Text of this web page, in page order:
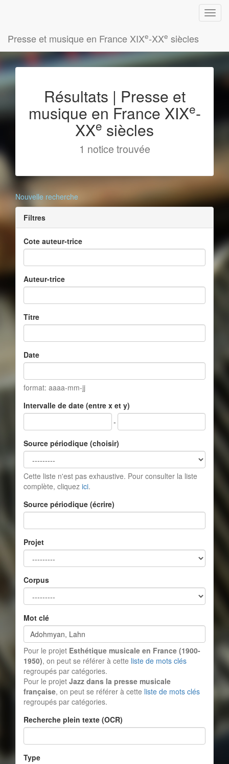
Presse et musique en France XIXe-XXe siècles
Résultats | Presse et
musique en France XIXe-
XXe siècles
1 notice trouvée
Nouvelle recherche
Filtres
Cote auteur-trice
Auteur-trice
Titre
Date
format: aaaa-mm-jj
Intervalle de date (entre x et y)
-
Source périodique (choisir)
Cette liste n'est pas exhaustive. Pour consulter la liste
complète, cliquez ici.
Source périodique (écrire)
Projet
Corpus
Mot clé
Pour le projet Esthétique musicale en France (1900-
1950), on peut se référer à cette liste de mots clés
regroupés par catégories.
Pour le projet Jazz dans la presse musicale
française, on peut se référer à cette liste de mots clés
regroupés par catégories.
Recherche plein texte (OCR)
Type